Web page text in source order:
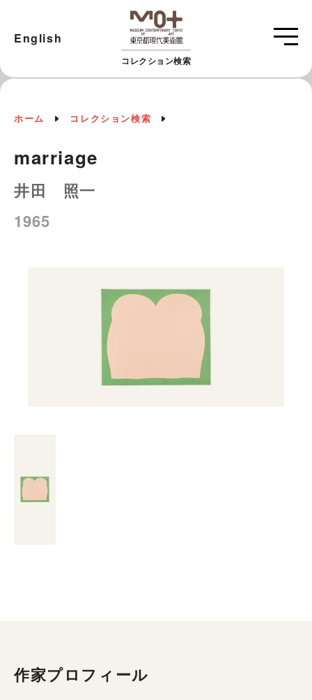
コレクション検索
English
ホーム コレクション検索
marriage
井田 照一
1965
作家プロフィール